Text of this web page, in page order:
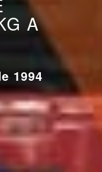
A
1994